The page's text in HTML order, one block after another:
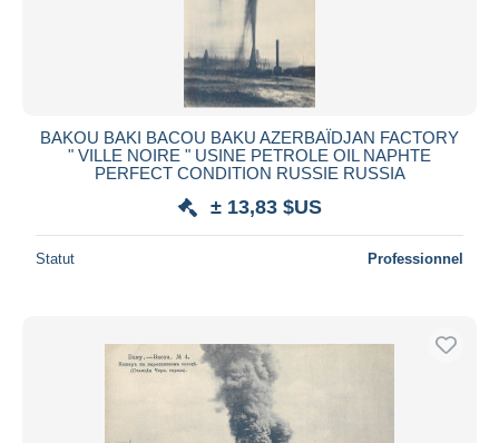
BAKOU BAKI BACOU BAKU AZERBAÏDJAN FACTORY
" VILLE NOIRE " USINE PETROLE OIL NAPHTE
PERFECT CONDITION RUSSIE RUSSIA
± 13,83 $US
Statut Professionnel